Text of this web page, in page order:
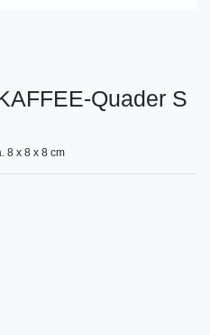
Quader S
8 x 8 x 8 cm